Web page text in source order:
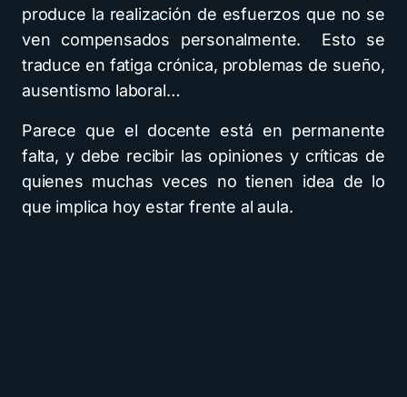
produce la realización de esfuerzos que no se
ven compensados personalmente. Esto se
traduce en fatiga crónica, problemas de sueño,
ausentismo laboral…
Parece que el docente está en permanente
falta, y debe recibir las opiniones y críticas de
quienes muchas veces no tienen idea de lo
que implica hoy estar frente al aula.